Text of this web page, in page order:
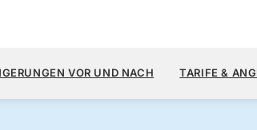
7 TAGE
PRO
VOR UND NACH TARIFE &